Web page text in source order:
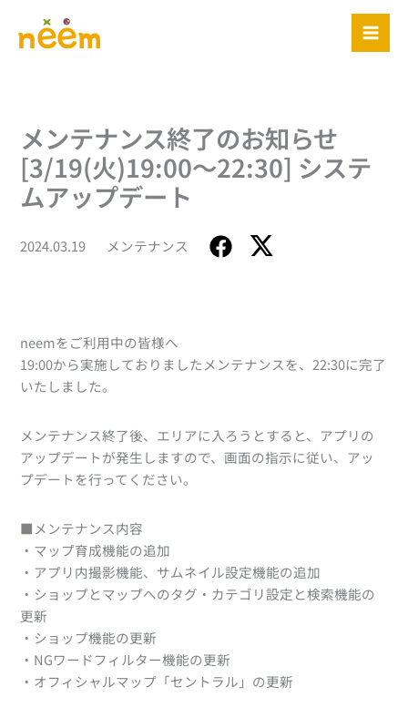
メンテナンス終了のお知らせ
[3/19(火)19:00～22:30] システ
ムアップデート
2024.03.19 メンテナンス
neemをご利用中の皆様へ
19:00から実施しておりましたメンテナンスを、22:30に完了
いたしました。
メンテナンス終了後、エリアに入ろうとすると、アプリの
アップデートが発生しますので、画面の指示に従い、アッ
プデートを行ってください。
■メンテナンス内容
・マップ育成機能の追加
・アプリ内撮影機能、サムネイル設定機能の追加
・ショップとマップへのタグ・カテゴリ設定と検索機能の
更新
・ショップ機能の更新
・NGワードフィルター機能の更新
・オフィシャルマップ「セントラル」の更新